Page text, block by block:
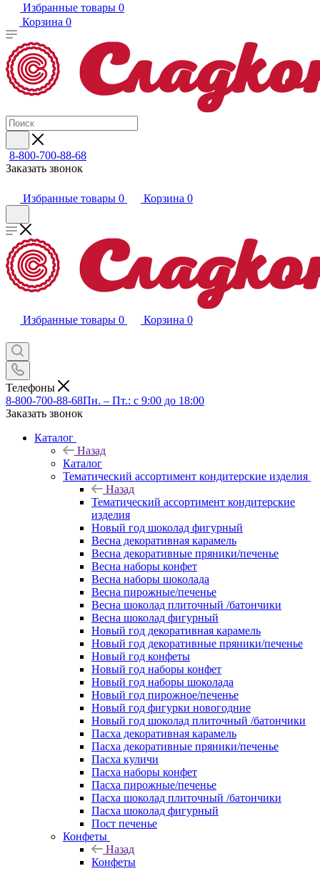
Избранные товары 0
Корзина 0
8-800-700-88-68
Заказать звонок
Избранные товары 0 Корзина 0
Избранные товары 0 Корзина 0
Телефоны
8-800-700-88-68Пн. – Пт.: с 9:00 до 18:00
Заказать звонок
Каталог
Назад
Каталог
Тематический ассортимент кондитерские изделия
Назад
Тематический ассортимент кондитерские
изделия
Новый год шоколад фигурный
Весна декоративная карамель
Весна декоративные пряники/печенье
Весна наборы конфет
Весна наборы шоколада
Весна пирожные/печенье
Весна шоколад плиточный /батончики
Весна шоколад фигурный
Новый год декоративная карамель
Новый год декоративные пряники/печенье
Новый год конфеты
Новый год наборы конфет
Новый год наборы шоколада
Новый год пирожное/печенье
Новый год фигурки новогодние
Новый год шоколад плиточный /батончики
Пасха декоративная карамель
Пасха декоративные пряники/печенье
Пасха куличи
Пасха наборы конфет
Пасха пирожные/печенье
Пасха шоколад плиточный /батончики
Пасха шоколад фигурный
Пост печенье
Конфеты
Назад
Конфеты